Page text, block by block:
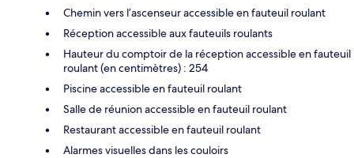
Chemin vers l’ascenseur accessible en fauteuil roulant
Réception accessible aux fauteuils roulants
Hauteur du comptoir de la réception accessible en fauteuil
roulant (en centimètres) : 254
Piscine accessible en fauteuil roulant
Salle de réunion accessible en fauteuil roulant
Restaurant accessible en fauteuil roulant
Alarmes visuelles dans les couloirs